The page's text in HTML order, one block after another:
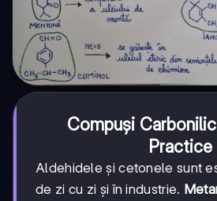
Compuși
Practice
Aldehidele și cetonele sunt
de zi cu zi și în industrie.